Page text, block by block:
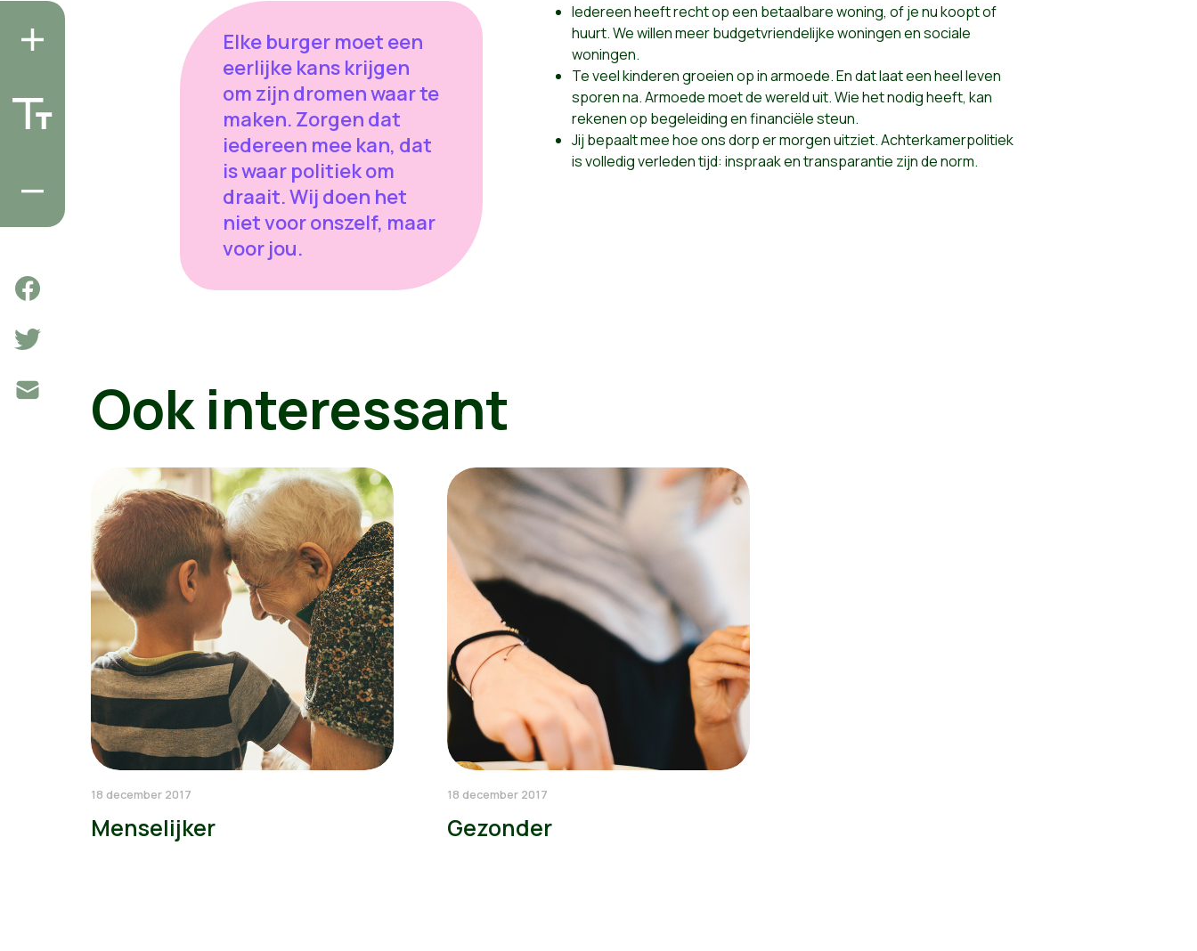
Elke burger moet een
eerlijke kans krijgen
om zijn dromen waar te
maken. Zorgen dat
iedereen mee kan, dat
is waar politiek om
draait. Wij doen het
niet voor onszelf, maar
voor jou.
Iedereen heeft recht op een betaalbare woning, of je nu koopt of
huurt.We willen meer budgetvriendelijkewoningen en sociale
woningen.
Te veel kinderen groeien op in armoede. En dat laat een heel leven
sporen na. Armoede moet de wereld uit. Wie het nodig heeft, kan
rekenen op begeleiding en financiële steun.
Jij bepaalt mee hoe ons dorp er morgen uitziet. Achterkamerpolitiek
is volledig verleden tijd: inspraak en transparantie zijn de norm.
Ook interessant
18 december 2017
Menselijker
18 december 2017
Gezonder